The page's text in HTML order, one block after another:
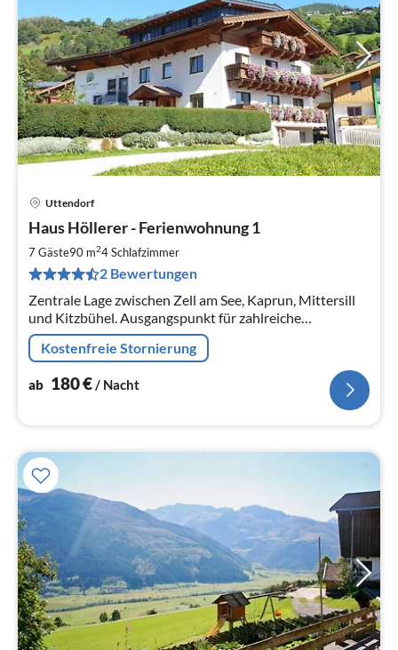
Uttendorf
Haus Höllerer - Ferienwohnung 1
7 Gäste90 m24Schlafzimmer
2 Bewertungen
Zentrale Lage zwischen Zell am See, Kaprun, Mittersill
und Kitzbühel. Ausgangspunkt für zahlreiche
Aktivitäten. Viele umliegende Top-Skigebiete in
kürzester Zeit erreichbar.
Kostenfreie Stornierung
ab 180€/ Nacht